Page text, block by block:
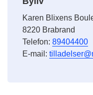
Karen Blixens
8220 Brabrand
Telefon: 89404400
E-mail: